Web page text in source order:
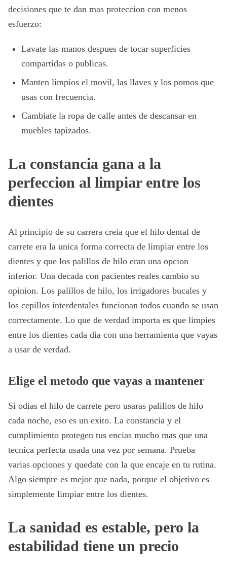
decisiones que te dan mas proteccion con menos
esfuerzo:
Lavate las manos despues de tocar superficies
compartidas o publicas.
Manten limpios el movil, las llaves y los pomos que
usas con frecuencia.
Cambiate la ropa de calle antes de descansar en
muebles tapizados.
La constancia gana a la
perfeccion al limpiar entre los
dientes
Al principio de su carrera creia que el hilo dental de
carrete era la unica forma correcta de limpiar entre los
dientes y que los palillos de hilo eran una opcion
inferior. Una decada con pacientes reales cambio su
opinion. Los palillos de hilo, los irrigadores bucales y
los cepillos interdentales funcionan todos cuando se usan
correctamente. Lo que de verdad importa es que limpies
entre los dientes cada dia con una herramienta que vayas
a usar de verdad.
Elige el metodo que vayas a mantener
Si odias el hilo de carrete pero usaras palillos de hilo
cada noche, eso es un exito. La constancia y el
cumplimiento protegen tus encias mucho mas que una
tecnica perfecta usada una vez por semana. Prueba
varias opciones y quedate con la que encaje en tu rutina.
Algo siempre es mejor que nada, porque el objetivo es
simplemente limpiar entre los dientes.
La sanidad es estable, pero la
estabilidad tiene un precio